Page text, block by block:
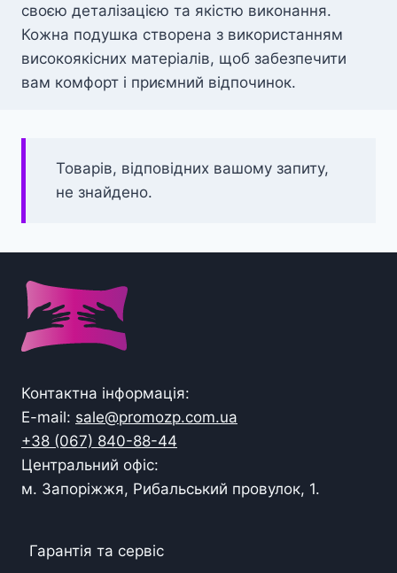
своєю деталізацією та якістю виконання.
Кожна подушка створена з використанням
високоякісних матеріалів, щоб забезпечити
вам комфорт і приємний відпочинок.
Товарів, відповідних вашому запиту,
не знайдено.
Контактна інформація:
E-mail: sale@promozp.com.ua
+38 (067) 840-88-44
Центральний офіс:
м. Запоріжжя, Рибальський провулок, 1.
Гарантія та сервіс